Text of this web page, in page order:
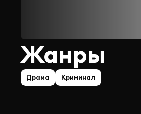
Жанры
Драма Криминал